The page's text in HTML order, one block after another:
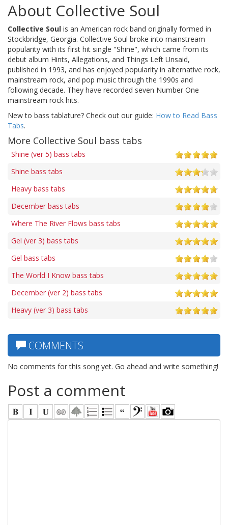
About Collective Soul
Collective Soul is an American rock band originally formed in
Stockbridge, Georgia. Collective Soul broke into mainstream
popularity with its first hit single "Shine", which came from its
debut album Hints, Allegations, and Things Left Unsaid,
published in 1993, and has enjoyed popularity in alternative rock,
mainstream rock, and pop music through the 1990s and
following decade. They have recorded seven Number One
mainstream rock hits.
New to bass tablature? Check out our guide: How to Read Bass
Tabs.
More Collective Soul bass tabs
Shine (ver 5) bass tabs
Shine bass tabs
Heavy bass tabs
December bass tabs
Where The River Flows bass tabs
Gel (ver 3) bass tabs
Gel bass tabs
The World I Know bass tabs
December (ver 2) bass tabs
Heavy (ver 3) bass tabs
COMMENTS
No comments for this song yet. Go ahead and write something!
Post a comment